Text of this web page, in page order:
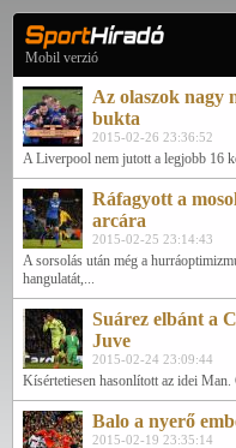
Mobil verzió
Az olaszok nagy
bukta
2015-02-26 23:36:52
A Liverpool nem jutott a legjobb 16
Ráfagyott a
arcára
2015-02-25 23:14:43
A sorsolás után még a
hangulatát,...
Suárez elbánt a
Juve
2015-02-24 23:09:44
Kísértetiesen hasonlított az idei
Balo a nyerő
2015-02-19 23:35:14